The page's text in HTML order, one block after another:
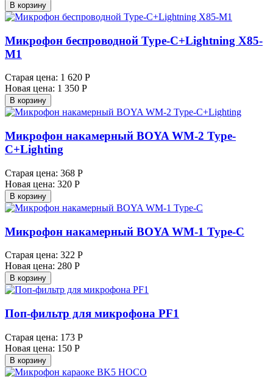
В корзину
Микрофон беспроводной Type-C+Lightning X85-
M1
Старая цена: 1 620 Р
Новая цена: 1 350 Р
В корзину
Микрофон накамерный BOYA WM-2 Type-
C+Lighting
Старая цена: 368 Р
Новая цена: 320 Р
В корзину
Микрофон накамерный BOYA WM-1 Type-C
Старая цена: 322 Р
Новая цена: 280 Р
В корзину
Поп-фильтр для микрофона PF1
Старая цена: 173 Р
Новая цена: 150 Р
В корзину